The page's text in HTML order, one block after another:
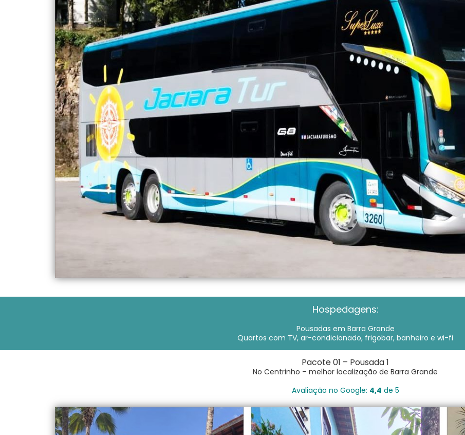
Hospedagens:
Pousadas em Barra Grande
Quartos com TV, ar-condicionado, frigobar, banheiro e wi-fi
Pacote 01 – Pousada 1
No Centrinho – melhor localização de Barra Grande
Avaliação no Google: 4,4 de 5